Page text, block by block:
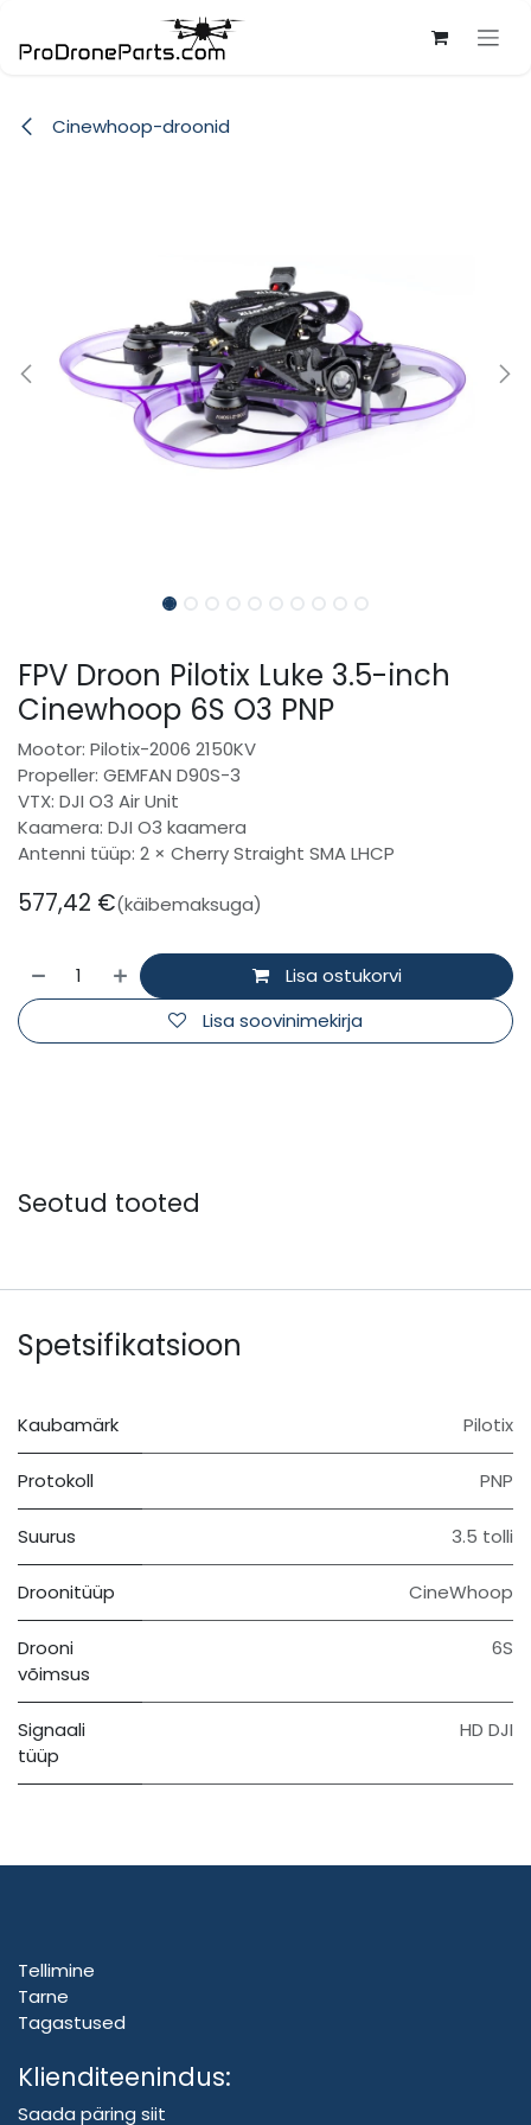
Cinewhoop-droonid
FPV Droon Pilotix Luke 3.5-inch
Cinewhoop 6S O3 PNP
Mootor: Pilotix-2006 2150KV
Propeller: GEMFAN D90S-3
VTX: DJI O3 Air Unit
Kaamera: DJI O3 kaamera
Antenni tüüp: 2 × Cherry Straight SMA LHCP
577,42 €(käibemaksuga)
Lisa ostukorvi
Lisa soovinimekirja
Seotud tooted
Spetsifikatsioon
Kaubamärk Pilotix
Protokoll PNP
Suurus 3.5 tolli
Droonitüüp CineWhoop
Drooni
võimsus
6S
Signaali
tüüp
HD DJI
Tellimine
Tarne
Tagastused
Klienditeenindus:
Saada päring siit